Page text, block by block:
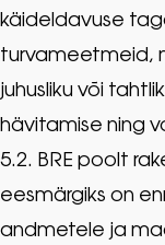
käideldavuse
turvameetmeid,
juhusliku või
hävitamise ning
5.2. BRE poolt
eesmärgiks on
andmetele ja